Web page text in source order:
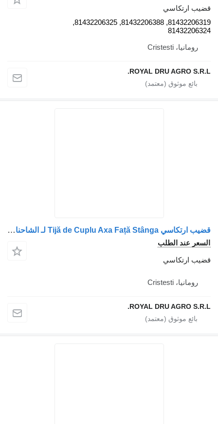
قضيب ارتكاسي
81432206319, 81432206388, 81432206325,
81432206324
رومانيا، Cristesti
ROYAL DRU AGRO S.R.L.
قضيب ارتكاسي Tijă de Cuplu Axa Față Stânga لـ الشاحنات MAN 81432200049/81432200043/81432203043
السعر عند الطلب
قضيب ارتكاسي
رومانيا، Cristesti
ROYAL DRU AGRO S.R.L.